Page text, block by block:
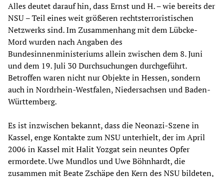
Alles deutet darauf hin, dass Ernst und H. – wie bereits der
NSU – Teil eines weit größeren rechtsterroristischen
Netzwerks sind. Im Zusammenhang mit dem Lübcke-
Mord wurden nach Angaben des
Bundesinnenministeriums allein zwischen dem 8. Juni
und dem 19. Juli 30 Durchsuchungen durchgeführt.
Betroffen waren nicht nur Objekte in Hessen, sondern
auch in Nordrhein-Westfalen, Niedersachsen und Baden-
Württemberg.
Es ist inzwischen bekannt, dass die Neonazi-Szene in
Kassel, enge Kontakte zum NSU unterhielt, der im April
2006 in Kassel mit Halit Yozgat sein neuntes Opfer
ermordete. Uwe Mundlos und Uwe Böhnhardt, die
zusammen mit Beate Zschäpe den Kern des NSU bildeten,